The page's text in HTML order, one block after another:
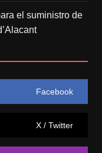
el suministro de
Facebook
X / Twitter